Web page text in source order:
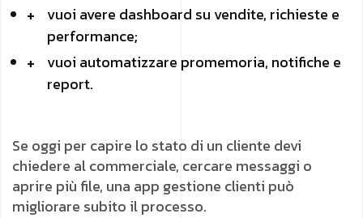
vuoi avere dashboard su vendite, richieste e
performance;
vuoi automatizzare promemoria, notifiche e
report.
Se oggi per capire lo stato di un cliente devi
chiedere al commerciale, cercare messaggi o
aprire più file, una app gestione clienti può
migliorare subito il processo.